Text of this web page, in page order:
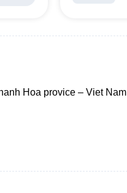
Hoa provice – Viet Nam